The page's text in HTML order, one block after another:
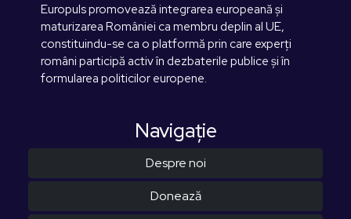
Europuls promovează integrarea europeană și
maturizarea României ca membru deplin al UE,
constituindu-se ca o platformă prin care experți
români participă activ în dezbaterile publice și în
formularea politicilor europene.
Navigaţie
Despre noi
Donează